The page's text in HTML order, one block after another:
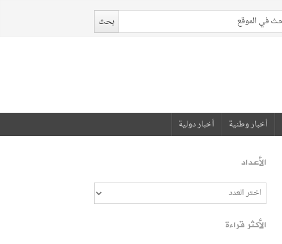
أخبار وطنية أخبار دولية
الأعداد
الأكثر قراءة